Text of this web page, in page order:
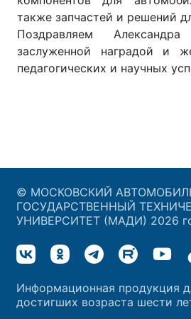
также запчастей и решений
Поздравляем
заслуженной наградой и
педагогических и научных
© МОСКОВСКИЙ
ГОСУДАРСТВЕННЫЙ
УНИВЕРСИТЕТ (МАДИ) 2026
Информационная продукция
достигших возраста шести